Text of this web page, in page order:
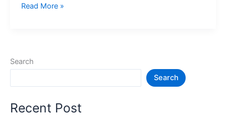
Top
की
Tourist
Read More »
Search
Search
Recent Post